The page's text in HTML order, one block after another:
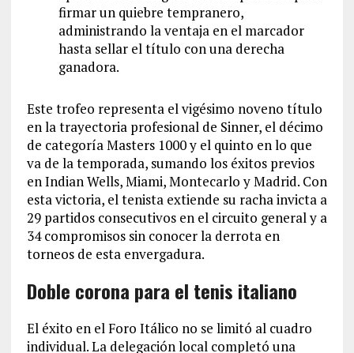
firmar un quiebre tempranero,
administrando la ventaja en el marcador
hasta sellar el título con una derecha
ganadora.
Este trofeo representa el vigésimo noveno título
en la trayectoria profesional de Sinner, el décimo
de categoría Masters 1000 y el quinto en lo que
va de la temporada, sumando los éxitos previos
en Indian Wells, Miami, Montecarlo y Madrid. Con
esta victoria, el tenista extiende su racha invicta a
29 partidos consecutivos en el circuito general y a
34 compromisos sin conocer la derrota en
torneos de esta envergadura.
Doble corona para el tenis italiano
El éxito en el Foro Itálico no se limitó al cuadro
individual. La delegación local completó una